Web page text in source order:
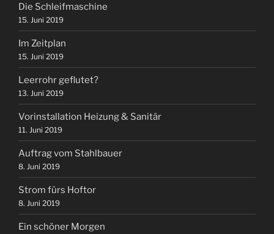
Die Schleifmaschine
15. Juni 2019
Im Zeitplan
15. Juni 2019
Leerrohr geflutet?
13. Juni 2019
Vorinstallation Heizung & Sanitär
11. Juni 2019
Auftrag vom Stahlbauer
8. Juni 2019
Strom fürs Hoftor
8. Juni 2019
Ein schöner Morgen